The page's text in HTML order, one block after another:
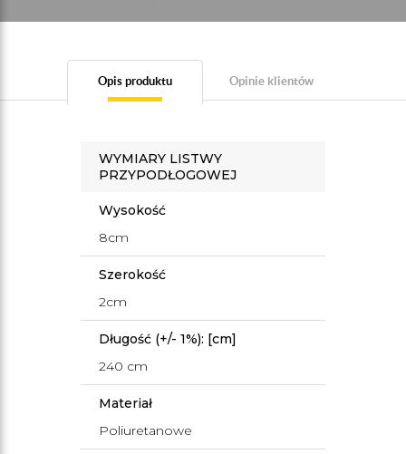
Opis produktu Opinie klientów
WYMIARY LISTWY
PRZYPODŁOGOWEJ
Wysokość
8cm
Szerokość
2cm
Długość (+/- 1%): [cm]
240 cm
Materiał
Poliuretanowe